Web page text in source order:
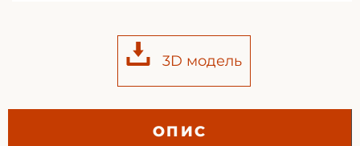
3D модель
ОПИС